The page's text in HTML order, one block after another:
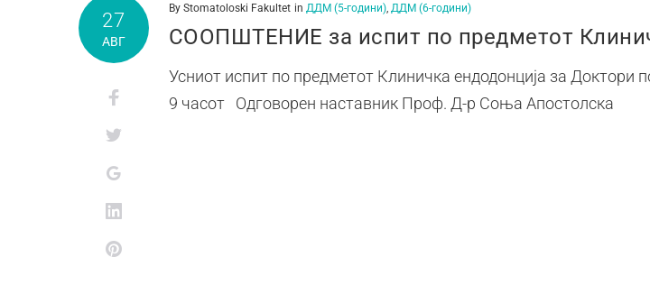
27
АВГ
By Stomatoloski Fakultet in ДДМ (5-години), ДДМ (6-години)
СООПШТЕНИЕ за испит по предметот
Усниот испит по предметот Клиничка ендодонција за Доктори
9 часот Одговорен наставник Проф. Д-р Соња Апостолска